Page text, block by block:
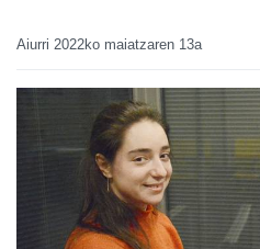
Aiurri 2022ko maiatzaren 13a